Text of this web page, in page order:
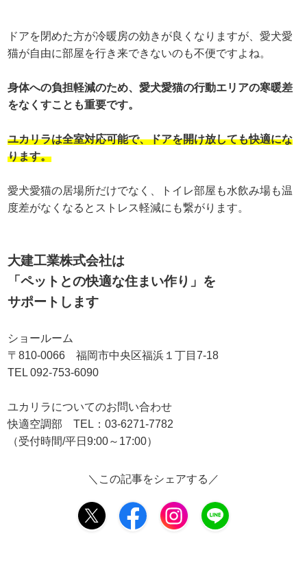
ドアを閉めた方が冷暖房の効きが良くなりますが、愛犬愛
猫が自由に部屋を行き来できないのも不便ですよね。
身体への負担軽減のため、愛犬愛猫の行動エリアの寒暖差
をなくすことも重要です。
ユカリラは全室対応可能で、ドアを開け放しても快適にな
ります。
愛犬愛猫の居場所だけでなく、トイレ部屋も水飲み場も温
度差がなくなるとストレス軽減にも繋がります。
大建工業株式会社は
「ペットとの快適な住まい作り」を
サポートします
ショールーム
〒810-0066 福岡市中央区福浜１丁目7-18
TEL 092-753-6090
ユカリラについてのお問い合わせ
快適空調部 TEL：03-6271-7782
（受付時間/平日9:00～17:00）
＼この記事をシェアする／